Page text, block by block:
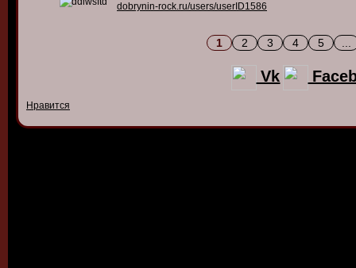
dobrynin-rock.ru/users/userID1586
1 2 3 4 5
Vk
Нравится